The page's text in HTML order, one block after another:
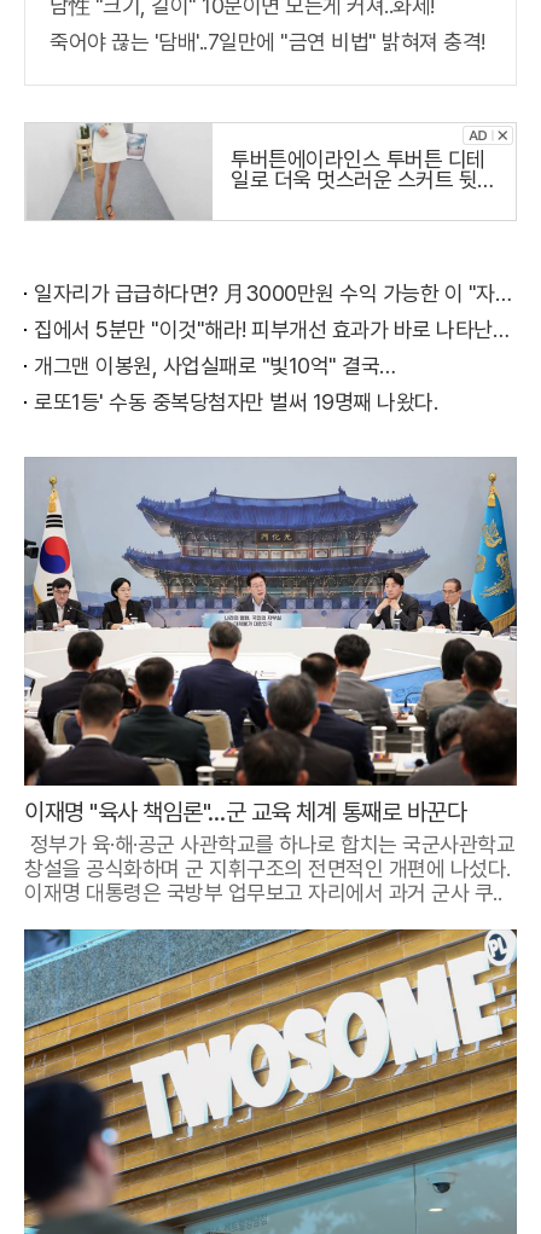
남性 "크기, 길이" 10분이면 모든게 커져..화제!
죽어야 끊는 '담배'..7일만에 "금연 비법" 밝혀져 충격!
투버튼에이라인스 투버튼 디테
일로 더욱 멋스러운 스커트 뒷지
일자리가 급급하다면? 月3000만원 수익 가능한 이 "자격증" 주목받고 있어..
집에서 5분만 "이것"해라! 피부개선 효과가 바로 나타난다!!
개그맨 이봉원, 사업실패로 "빛10억" 결국…
로또1등' 수동 중복당첨자만 벌써 19명째 나왔다.
이재명 "육사 책임론"…군 교육 체계 통째로 바꾼다
정부가 육·해·공군 사관학교를 하나로 합치는 국군사관학교
창설을 공식화하며 군 지휘구조의 전면적인 개편에 나섰다.
이재명 대통령은 국방부 업무보고 자리에서 과거 군사 쿠..